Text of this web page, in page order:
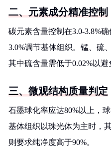
二、元素成分精准控制
碳元素含量控制在3.0-3.8%
3.0%调节基体组织。锰、硫
其中硫含量需低于0.02%以避
三、微观结构质量判定
石墨球化率应达80%以上，
基体组织以珠光体为主时，
则要求纯净度高于90%。